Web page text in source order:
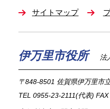
サイトマップ
伊万里市役所 法
〒848-8501 佐賀県伊万里市
TEL 0955-23-2111(代表)